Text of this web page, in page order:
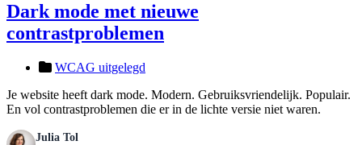
Dark mode met nieuwe
contrastproblemen
WCAG uitgelegd
Je website heeft dark mode. Modern. Gebruiksvriendelijk. Populair.
En vol contrastproblemen die er in de lichte versie niet waren.
Julia Tol